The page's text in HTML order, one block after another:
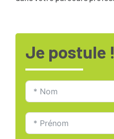
Je postule !